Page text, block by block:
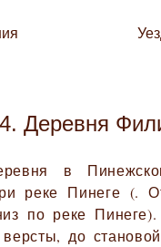
Деревня
в
реке Пинеге (.
по реке
до